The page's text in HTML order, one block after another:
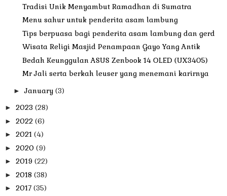
Tradisi Unik Menyambut Ramadhan di Sumatra
Menu sahur untuk penderita asam lambung
Tips berpuasa bagi penderita asam lambung dan gerd
Wisata Religi Masjid Penampaan Gayo Yang Antik
Bedah Keunggulan ASUS Zenbook 14 OLED (UX3405)
Mr Jali serta berkah leuser yang menemani karirnya
►January (3)
► 2023 (28)
► 2022 (6)
► 2021 (4)
► 2020 (9)
► 2019 (22)
► 2018 (38)
► 2017 (35)